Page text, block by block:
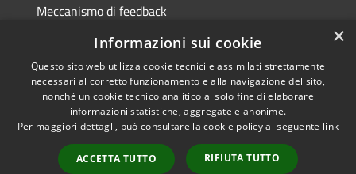
Meccanismo di feedback
Whistleblowing
Accessibilità
Copyright © 2020 •
Comune di Scarlino •
Powered byMunicipium
×
Informazioni sui cookie
Questo sito web utilizza cookie tecnici e assimilati strettamente
necessari al corretto funzionamento e alla navigazione del sito,
nonché un cookie tecnico analitico al solo fine di elaborare
informazioni statistiche, aggregate e anonime.
Per maggiori dettagli, può consultare la cookie policy al seguente link
ACCETTA TUTTO RIFIUTA TUTTO